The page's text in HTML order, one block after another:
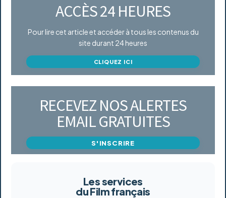
ACCÈS 24 HEURES
Pour lire cet article et accéder à tous les contenus du
site durant 24 heures
CLIQUEZ ICI
RECEVEZ NOS ALERTES
EMAIL GRATUITES
S'INSCRIRE
Les services
du Film français